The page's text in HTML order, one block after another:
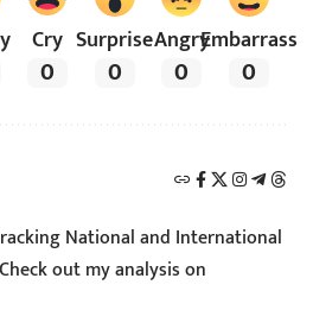
Cry
0
Surprise
0
Angry
0
Embarrass
0
National and International
out my analysis on